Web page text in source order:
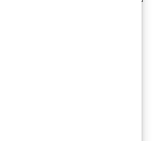
tehnika koja se može
dijelovima tijela. Na primjer,
ožiljaka,
izgleda i
područja.